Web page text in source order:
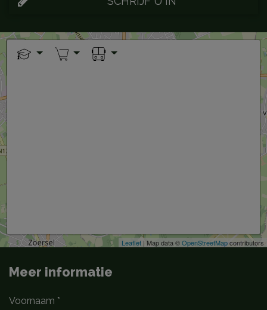
+
Leaflet | Map data ©OpenStreetMapcontributors
Meer informatie